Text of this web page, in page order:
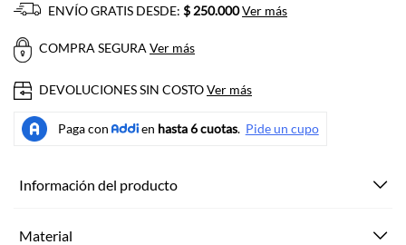
ENVÍO GRATIS DESDE: $ 250.000Ver más
COMPRA SEGURAVer más
DEVOLUCIONES SIN COSTOVer más
Información del producto
Material